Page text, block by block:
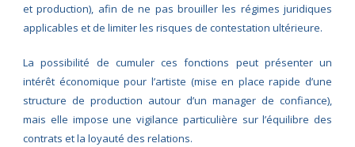
et production), afin de ne pas brouiller les régimes juridiques
applicables et de limiter les risques de contestation ultérieure.
La possibilité de cumuler ces fonctions peut présenter un
intérêt économique pour l’artiste (mise en place rapide d’une
structure de production autour d’un manager de confiance),
mais elle impose une vigilance particulière sur l’équilibre des
contrats et la loyauté des relations.